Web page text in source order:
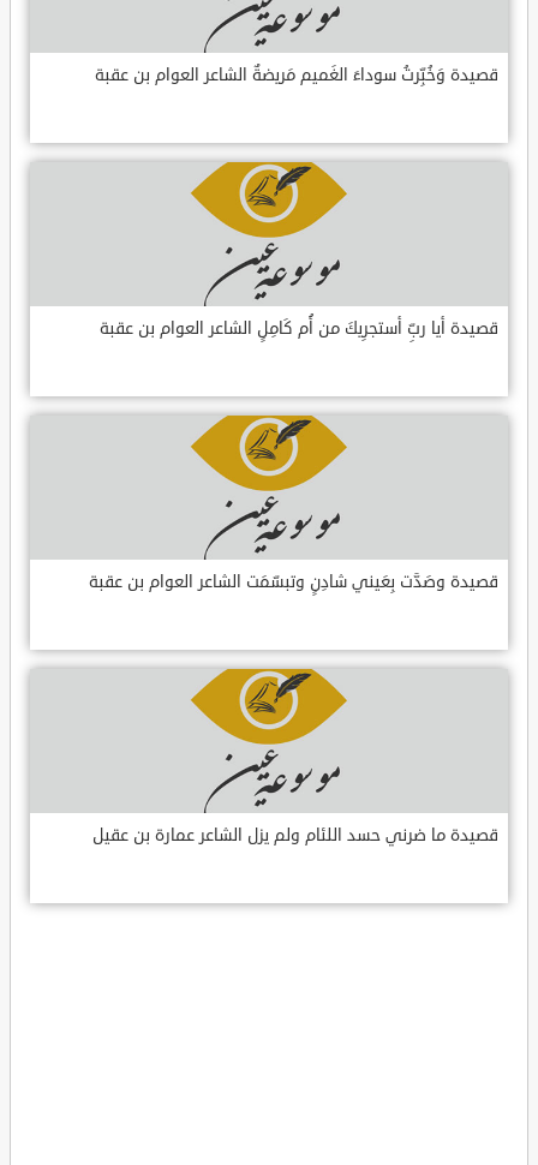
قصيدة وَخُبِّرتُ سوداءَ الغَميم مَريضةٌ الشاعر العوام بن عقبة
قصيدة أيا ربِّ أستجرِيكَ من أُم كَامِلٍ الشاعر العوام بن عقبة
قصيدة وصَدَّت بِعَيني شادِنٍ وتبسّمَت الشاعر العوام بن عقبة
قصيدة ما ضرني حسد اللئام ولم يزل الشاعر عمارة بن عقيل